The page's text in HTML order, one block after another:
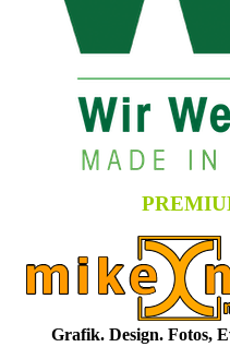
Grafik. Design. Fotos,